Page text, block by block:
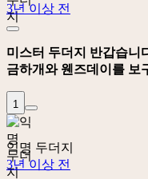
3년 이상 전
미스터 두더지 반갑습니
금하개와 웬즈데이를 보
1
익명 두더지
3년 이상 전